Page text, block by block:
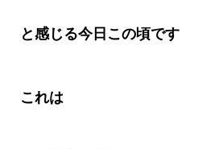
と感じる今日この頃です
これは